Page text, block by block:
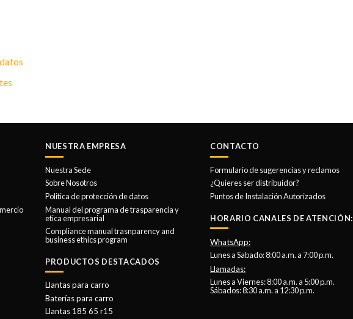
NUESTRA EMPRESA
Nuestra Sede
Sobre Nosotros
Politica de protección de datos
Manual del programa de trasparencia y
etica empresarial
Compliance manual trasnparency and
business ethics program
PRODUCTOS DESTACADOS
Llantas para carro
Baterías para carro
Llantas 185 65 r15
CONTACTO
Formulario de sugerencias y reclamos
¿Quieres ser distribuidor?
Puntos de Instalación Autorizados
HORARIO CANALES DE ATENCIÓN:
WhatsApp:
Lunes a Sabado: 8:00 a.m. a 7:00 p.m.
Llamadas:
Lunes a Viernes: 8:00 a.m. a 5:00 p.m.
Sábados: 8:30 a.m. a 12:30 p.m.